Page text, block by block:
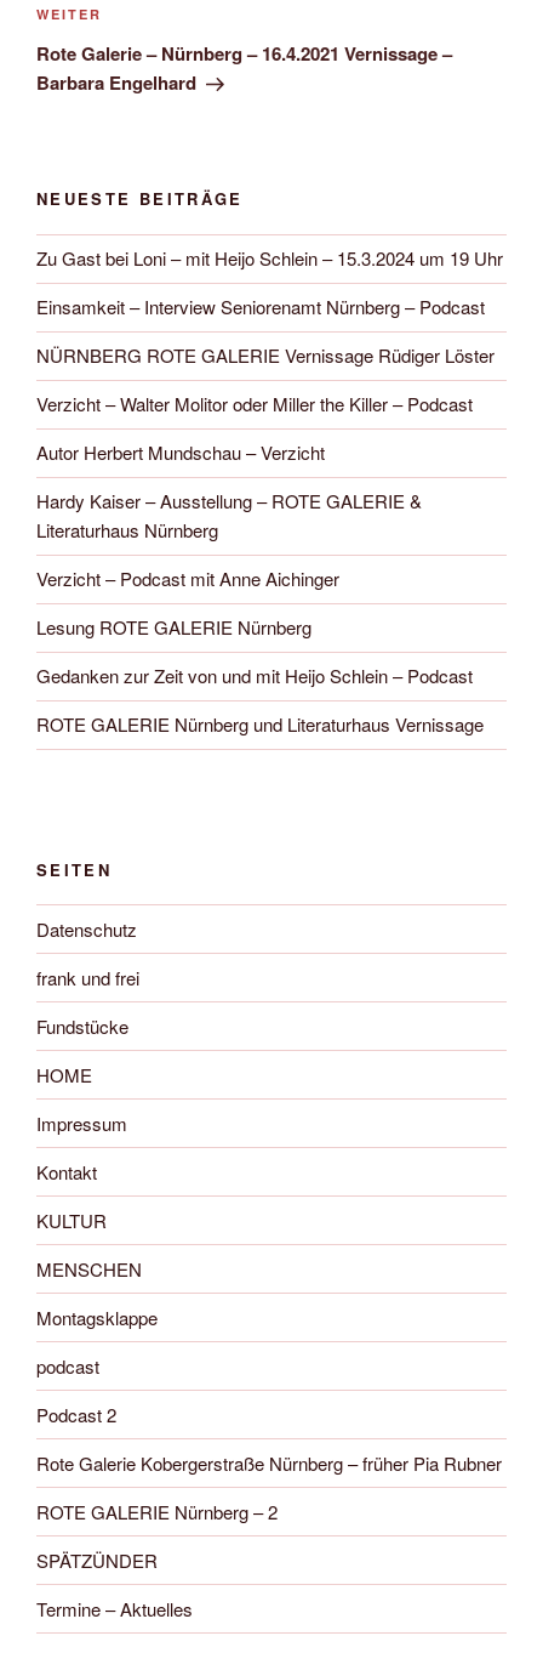
Nächster
Beitrag
WEITER
Rote Galerie – Nürnberg – 16.4.2021 Vernissage –
Barbara Engelhard
NEUESTE BEITRÄGE
Zu Gast bei Loni – mit Heijo Schlein – 15.3.2024 um 19 Uhr
Einsamkeit – Interview Seniorenamt Nürnberg – Podcast
NÜRNBERG ROTE GALERIE Vernissage Rüdiger Löster
Verzicht – Walter Molitor oder Miller the Killer – Podcast
Autor Herbert Mundschau – Verzicht
Hardy Kaiser – Ausstellung – ROTE GALERIE &
Literaturhaus Nürnberg
Verzicht – Podcast mit Anne Aichinger
Lesung ROTE GALERIE Nürnberg
Gedanken zur Zeit von und mit Heijo Schlein – Podcast
ROTE GALERIE Nürnberg und Literaturhaus Vernissage
SEITEN
Datenschutz
frank und frei
Fundstücke
HOME
Impressum
Kontakt
KULTUR
MENSCHEN
Montagsklappe
podcast
Podcast 2
Rote Galerie Kobergerstraße Nürnberg – früher Pia Rubner
ROTE GALERIE Nürnberg – 2
SPÄTZÜNDER
Termine – Aktuelles